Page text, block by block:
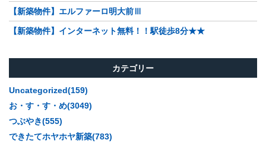
【新築物件】エルファーロ明大前Ⅲ
【新築物件】インターネット無料！！駅徒歩8分★★
カテゴリー
Uncategorized(159)
お・す・す・め(3049)
つぶやき(555)
できたてホヤホヤ新築(783)